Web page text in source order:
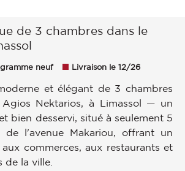
de 3 chambres dans le
neuf Livraison le 12/26
et élégant de 3 chambres
Nektarios, à Limassol — un
bien desservi, situé à seulement 5
de l'avenue Makariou, offrant un
commerces, aux restaurants et
de la ville.